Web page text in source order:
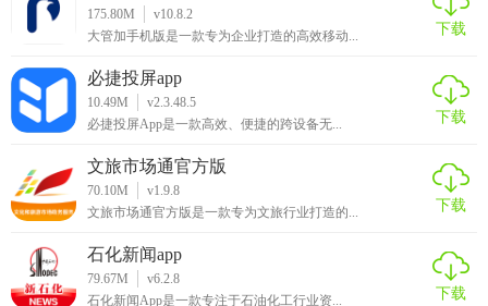
175.80M
v10.8.2
大管加手机版是一款专为企业打造的高效移动...
下载
必捷投屏app
10.49M
v2.3.48.5
必捷投屏App是一款高效、便捷的跨设备无...
下载
文旅市场通官方版
70.10M
v1.9.8
文旅市场通官方版是一款专为文旅行业打造的...
下载
石化新闻app
79.67M
v6.2.8
石化新闻App是一款专注于石油化工行业资...
下载